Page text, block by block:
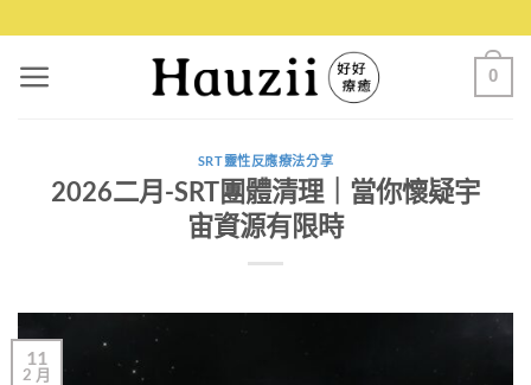
0
SRT靈性反應療法分享
2026二月-SRT團體清理｜當你懷疑宇
宙資源有限時
11
2 月